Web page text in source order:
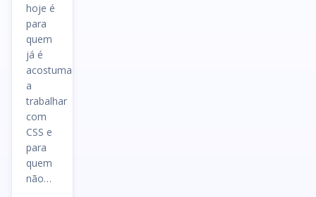
hoje é
para
quem
já é
acostumado
a
trabalhar
com
CSS e
para
quem
não…